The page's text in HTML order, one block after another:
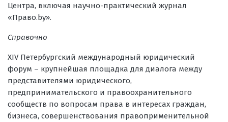
Центра, включая научно-практический журнал
«Право.by».
Справочно
XIV Петербургский международный юридический
форум – крупнейшая площадка для диалога между
представителями юридического,
предпринимательского и правоохранительного
сообществ по вопросам права в интересах граждан,
бизнеса, совершенствования правоприменительной